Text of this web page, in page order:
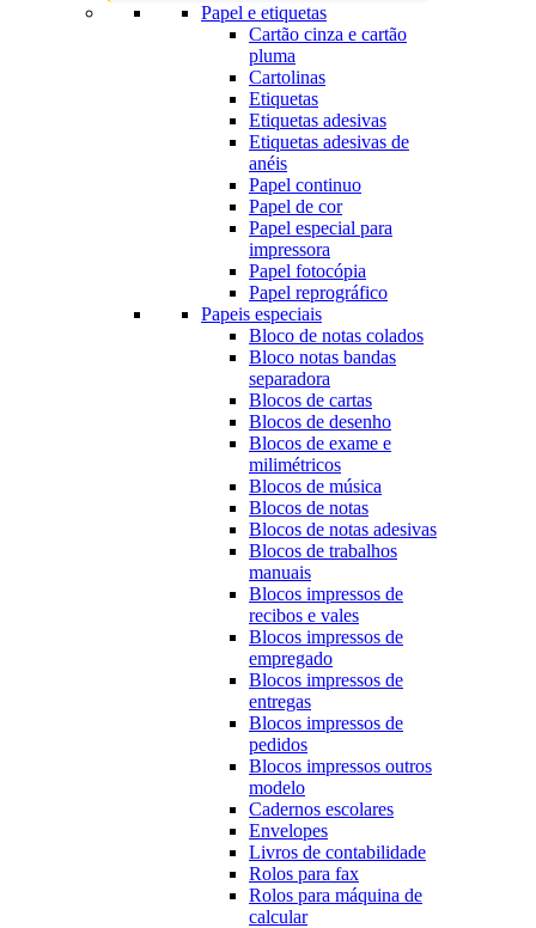
Papel e etiquetas
Cartão cinza e cartão
pluma
Cartolinas
Etiquetas
Etiquetas adesivas
Etiquetas adesivas de
anéis
Papel continuo
Papel de cor
Papel especial para
impressora
Papel fotocópia
Papel reprográfico
Papeis especiais
Bloco de notas colados
Bloco notas bandas
separadora
Blocos de cartas
Blocos de desenho
Blocos de exame e
milimétricos
Blocos de música
Blocos de notas
Blocos de notas adesivas
Blocos de trabalhos
manuais
Blocos impressos de
recibos e vales
Blocos impressos de
empregado
Blocos impressos de
entregas
Blocos impressos de
pedidos
Blocos impressos outros
modelo
Cadernos escolares
Envelopes
Livros de contabilidade
Rolos para fax
Rolos para máquina de
calcular